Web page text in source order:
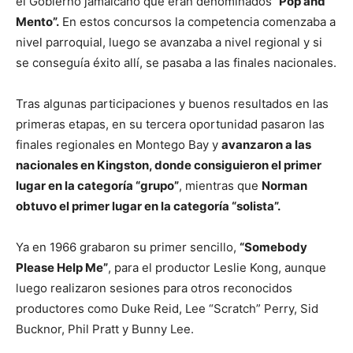
Mento”. En estos concursos la competencia comenzaba a
nivel parroquial, luego se avanzaba a nivel regional y si
se conseguía éxito allí, se pasaba a las finales nacionales.
Tras algunas participaciones y buenos resultados en las
primeras etapas, en su tercera oportunidad pasaron las
finales regionales en Montego Bay y avanzaron a las
nacionales en Kingston, donde consiguieron el primer
lugar en la categoría “grupo”, mientras que Norman
obtuvo el primer lugar en la categoría “solista”.
Ya en 1966 grabaron su primer sencillo, “Somebody
Please Help Me”, para el productor Leslie Kong, aunque
luego realizaron sesiones para otros reconocidos
productores como Duke Reid, Lee “Scratch” Perry, Sid
Bucknor, Phil Pratt y Bunny Lee.